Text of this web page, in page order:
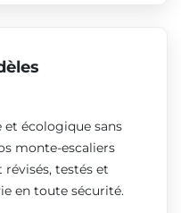
écologique sans
monte-escaliers
testés et
en toute sécurité.